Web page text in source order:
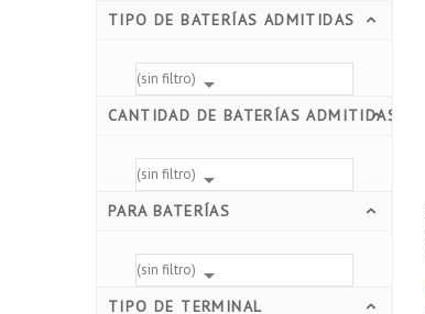
TIPO DE BATERÍAS ADMITIDAS
(sin filtro) 
CANTIDAD DE BATERÍAS ADMITIDAS
(sin filtro) 
PARA BATERÍAS
(sin filtro) 
TIPO DE TERMINAL